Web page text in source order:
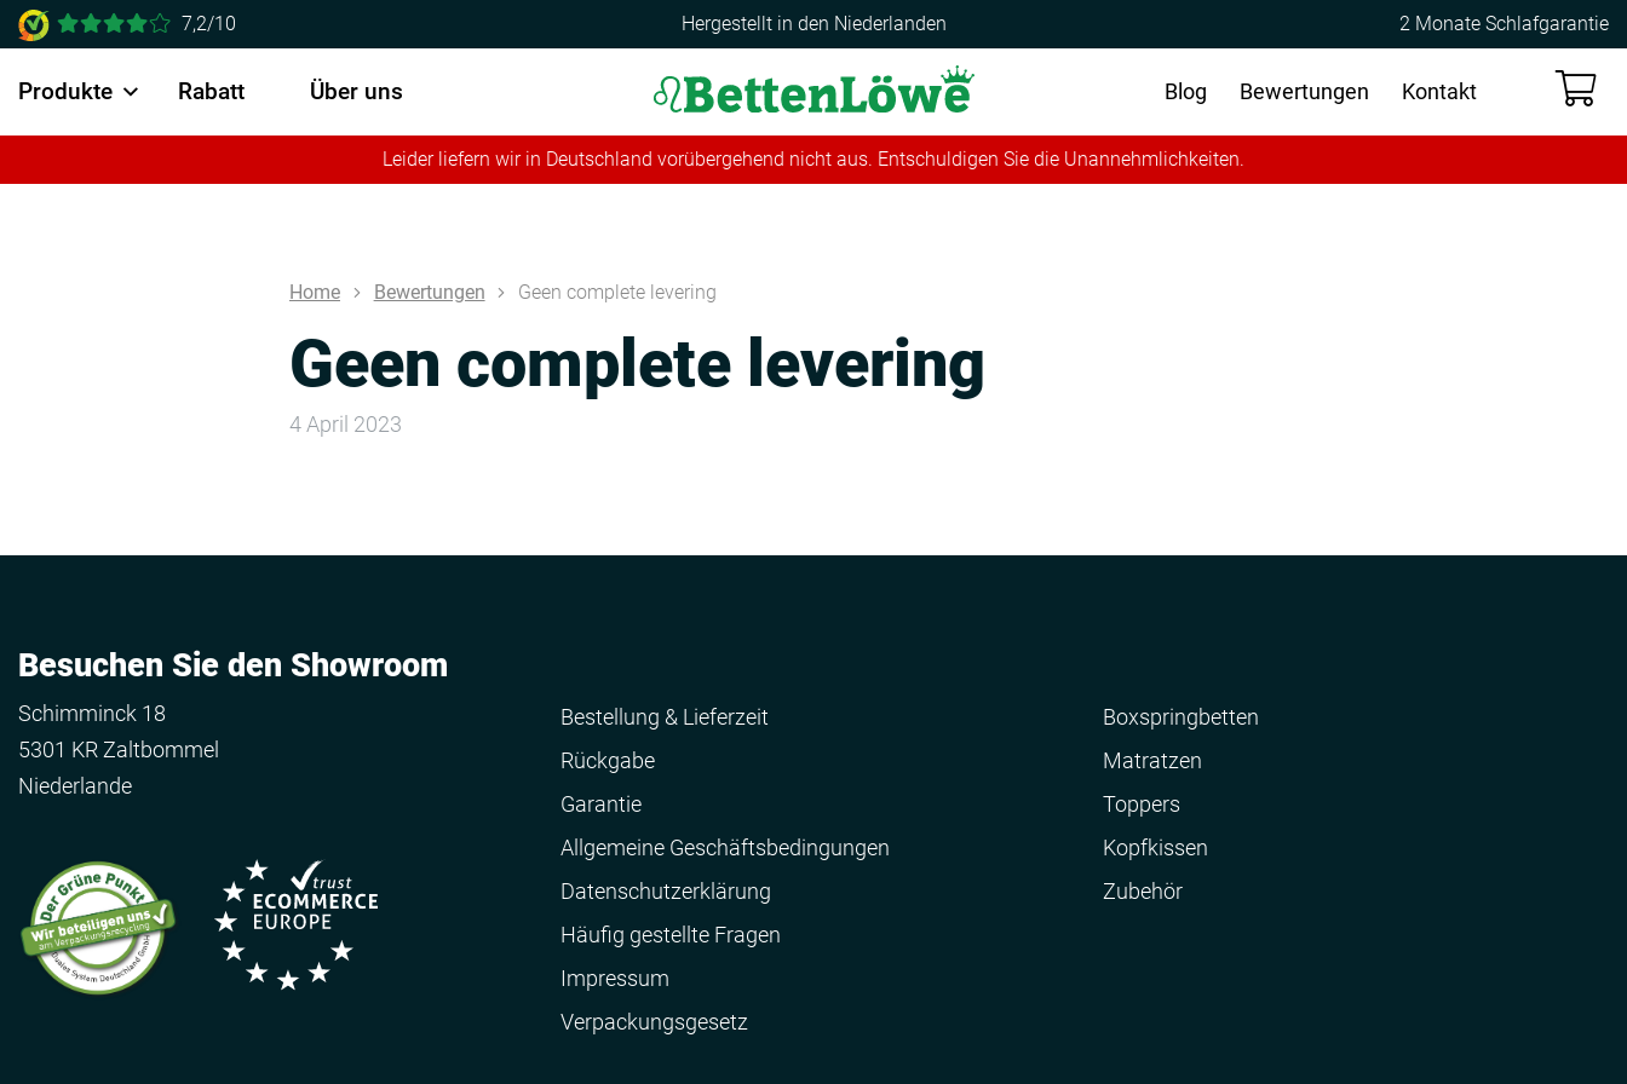
7,2/10 Hergestellt in den Niederlanden 2 Monate Schlafgarantie
Produkte Rabatt Über uns Kontakt
Bewertungen
Blog
Leider liefern wir in Deutschland vorübergehend nicht aus. Entschuldigen Sie die Unannehmlichkeiten.
Home Bewertungen Geen complete levering
Geen complete levering
4 April 2023
Besuchen Sie den Showroom
Schimminck 18
5301 KR Zaltbommel
Niederlande
Bestellung & Lieferzeit
Rückgabe
Garantie
Allgemeine Geschäftsbedingungen
Datenschutzerklärung
Häufig gestellte Fragen
Impressum
Verpackungsgesetz
Boxspringbetten
Matratzen
Toppers
Kopfkissen
Zubehör